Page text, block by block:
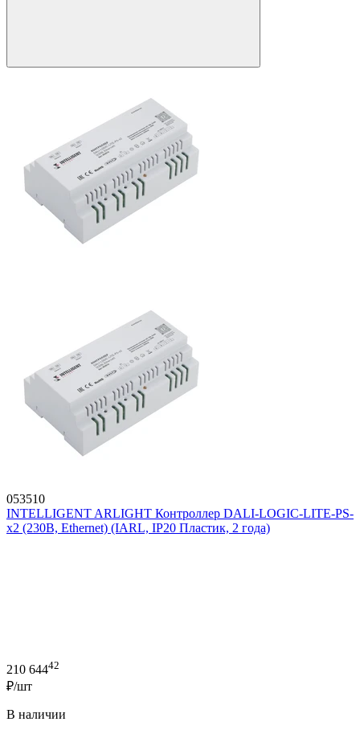
053510
INTELLIGENT ARLIGHT Контроллер DALI-LOGIC-LITE-PS-
x2 (230B, Ethernet) (IARL, IP20 Пластик, 2 года)
210 64442
₽/шт
В наличии